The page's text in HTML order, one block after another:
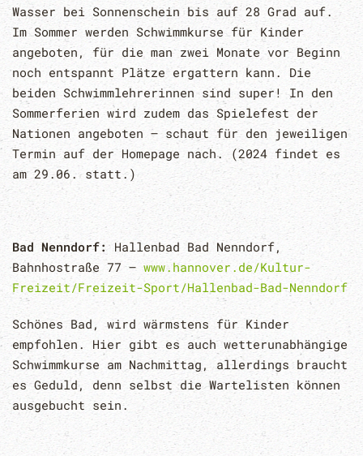
Wasser bei Sonnenschein bis auf 28 Grad auf.
Im Sommer werden Schwimmkurse für Kinder
angeboten, für die man zwei Monate vor Beginn
noch entspannt Plätze ergattern kann. Die
beiden Schwimmlehrerinnen sind super! In den
Sommerferien wird zudem das Spielefest der
Nationen angeboten – schaut für den jeweiligen
Termin auf der Homepage nach. (2024 findet es
am 29.06. statt.)
Bad Nenndorf: Hallenbad Bad Nenndorf,
Bahnhostraße 77 – www.hannover.de/Kultur-
Freizeit/Freizeit-Sport/Hallenbad-Bad-Nenndorf
Schönes Bad, wird wärmstens für Kinder
empfohlen. Hier gibt es auch wetterunabhängige
Schwimmkurse am Nachmittag, allerdings braucht
es Geduld, denn selbst die Wartelisten können
ausgebucht sein.